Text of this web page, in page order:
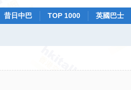
昔日中巴 TOP 1000
英國巴士